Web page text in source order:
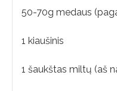
50-70g medaus
1 kiaušinis
1 šaukštas miltų (aš